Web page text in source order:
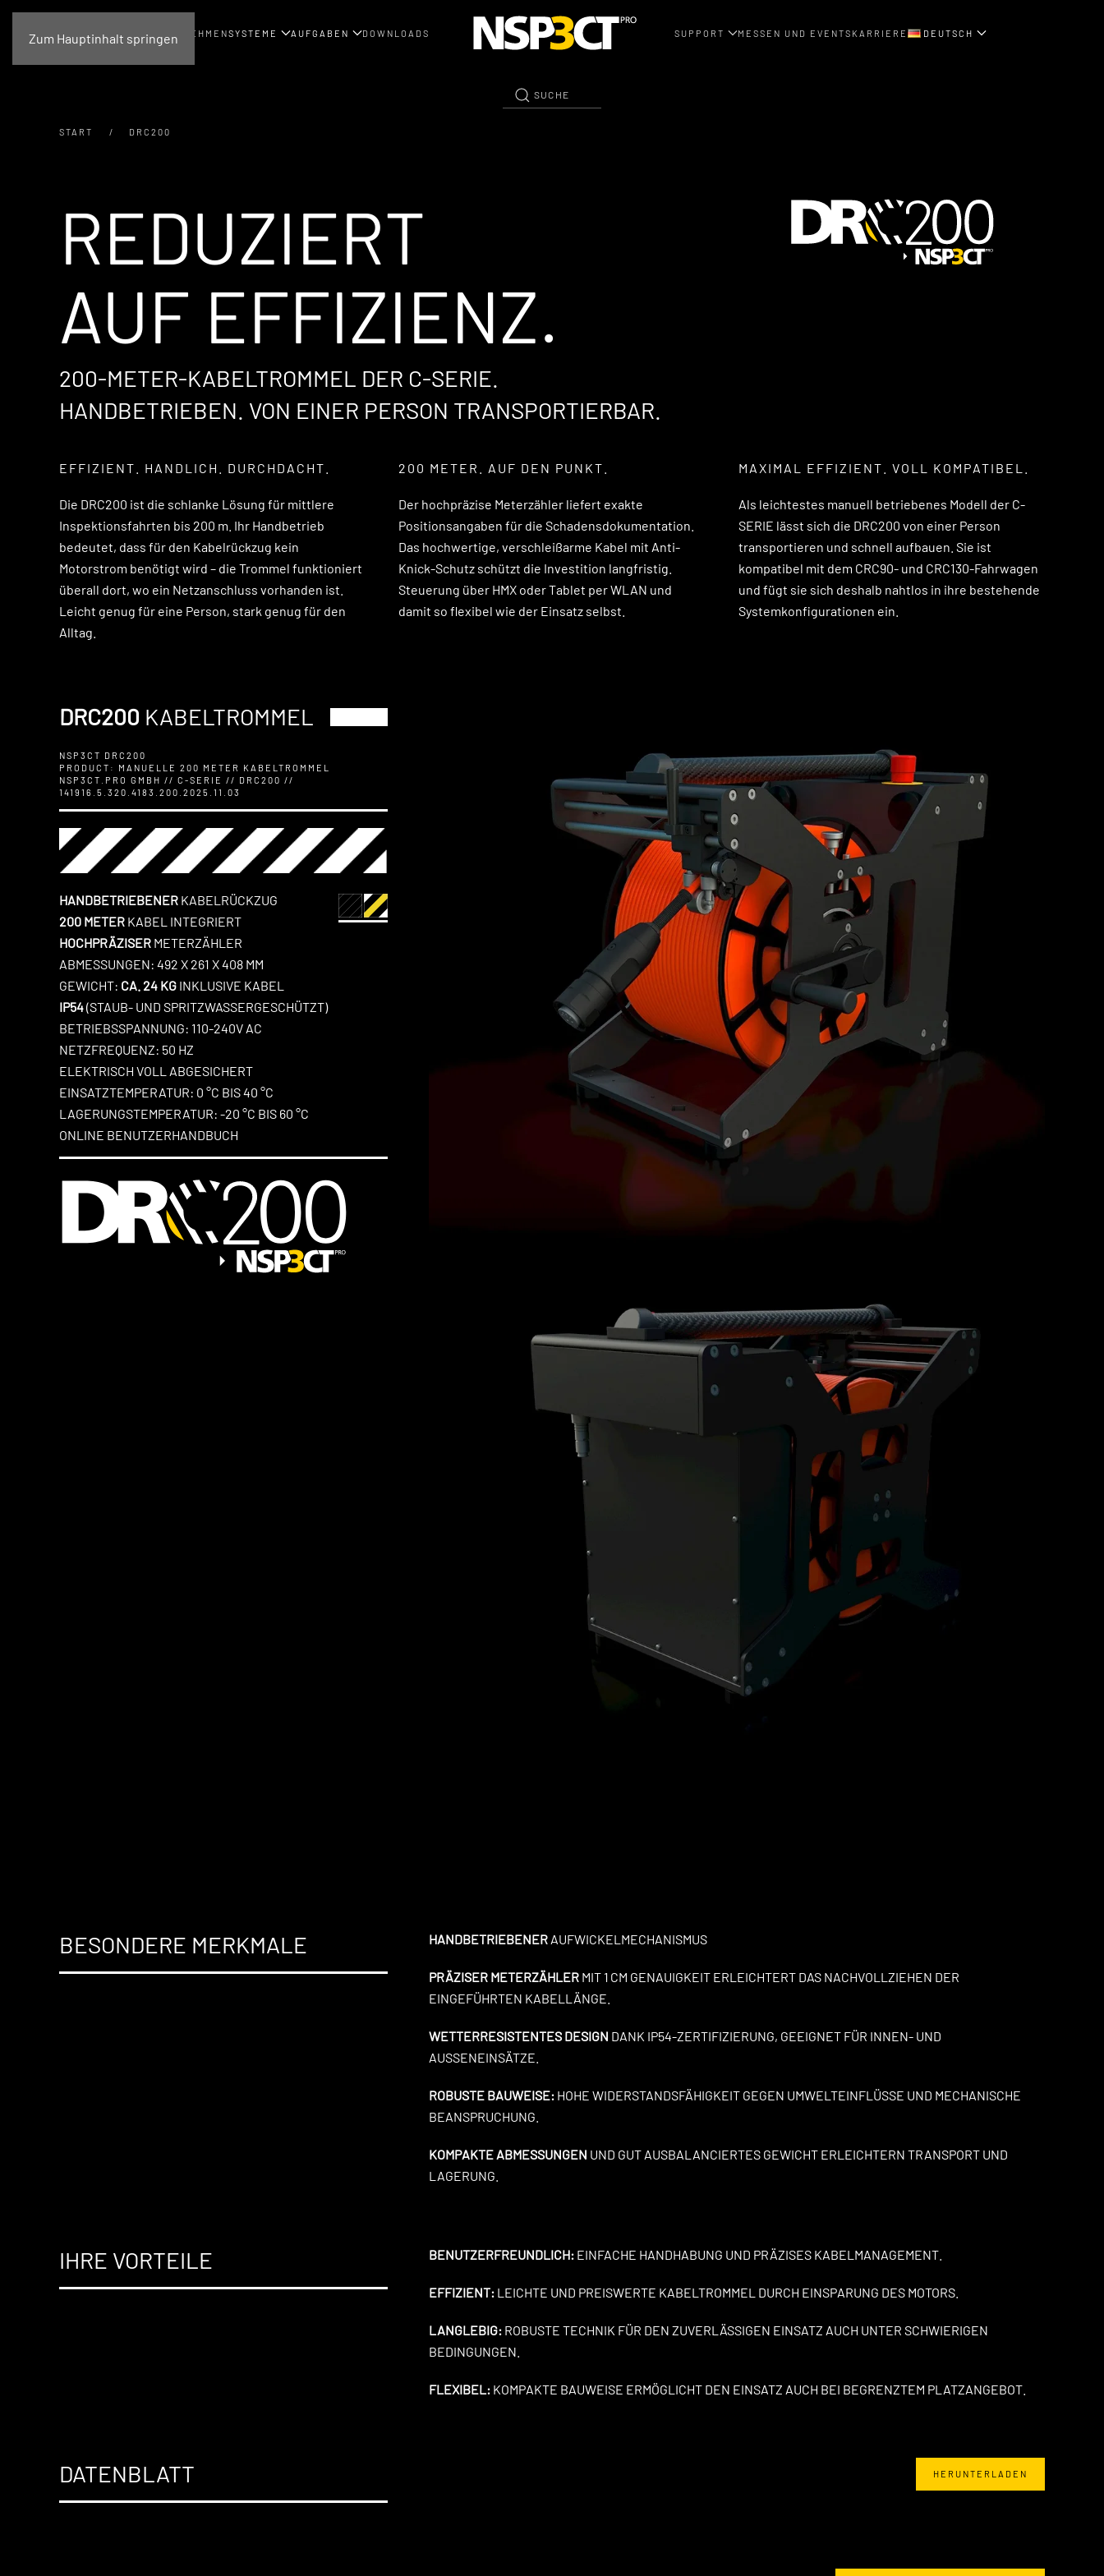
Zum Hauptinhalt springenUNTERNEHMENSYSTEME AUFGABEN DOWNLOADS SUPPORT MESSEN UND EVENTS KARRIERE DEUTSCH
START DRC200
REDUZIERT
AUF EFFIZIENZ.
200-METER-KABELTROMMEL DER C-SERIE.
HANDBETRIEBEN. VON EINER PERSON TRANSPORTIERBAR.
EFFIZIENT. HANDLICH. DURCHDACHT.
Die DRC200 ist die schlanke Lösung für mittlere
Inspektionsfahrten bis 200 m. Ihr Handbetrieb
bedeutet, dass für den Kabelrückzug kein
Motorstrom benötigt wird – die Trommel funktioniert
überall dort, wo ein Netzanschluss vorhanden ist.
Leicht genug für eine Person, stark genug für den
Alltag.
200 METER. AUF DEN PUNKT.
Der hochpräzise Meterzähler liefert exakte
Positionsangaben für die Schadensdokumentation.
Das hochwertige, verschleißarme Kabel mit Anti-
Knick-Schutz schützt die Investition langfristig.
Steuerung über HMX oder Tablet per WLAN und
damit so flexibel wie der Einsatz selbst.
MAXIMAL EFFIZIENT. VOLL KOMPATIBEL.
Als leichtestes manuell betriebenes Modell der C-
SERIE lässt sich die DRC200 von einer Person
transportieren und schnell aufbauen. Sie ist
kompatibel mit dem CRC90- und CRC130-Fahrwagen
und fügt sie sich deshalb nahtlos in ihre bestehende
Systemkonfigurationen ein.
DRC200 KABELTROMMEL
NSP3CT DRC200
PRODUCT: MANUELLE 200 METER KABELTROMMEL
NSP3CT.PRO GMBH // C-SERIE // DRC200 //
141916.5.320.4183.200.2025.11.03
HANDBETRIEBENER KABELRÜCKZUG
200 METER KABEL INTEGRIERT
HOCHPRÄZISER METERZÄHLER
ABMESSUNGEN: 492 X 261 X 408 MM
GEWICHT: CA. 24 KG INKLUSIVE KABEL
IP54(STAUB- UND SPRITZWASSERGESCHÜTZT)
BETRIEBSSPANNUNG: 110-240V AC
NETZFREQUENZ: 50 HZ
ELEKTRISCH VOLL ABGESICHERT
EINSATZTEMPERATUR: 0 °C BIS 40 °C
LAGERUNGSTEMPERATUR: -20 °C BIS 60 °C
ONLINE BENUTZERHANDBUCH
BESONDERE MERKMALE HANDBETRIEBENER AUFWICKELMECHANISMUS
PRÄZISER METERZÄHLER MIT 1 CM GENAUIGKEIT ERLEICHTERT DAS NACHVOLLZIEHEN DER
EINGEFÜHRTEN KABELLÄNGE.
WETTERRESISTENTES DESIGN DANK IP54-ZERTIFIZIERUNG, GEEIGNET FÜR INNEN- UND
AUSSENEINSÄTZE.
ROBUSTE BAUWEISE: HOHE WIDERSTANDSFÄHIGKEIT GEGEN UMWELTEINFLÜSSE UND MECHANISCHE
BEANSPRUCHUNG.
KOMPAKTE ABMESSUNGEN UND GUT AUSBALANCIERTES GEWICHT ERLEICHTERN TRANSPORT UND
LAGERUNG.
IHRE VORTEILE BENUTZERFREUNDLICH: EINFACHE HANDHABUNG UND PRÄZISES KABELMANAGEMENT.
EFFIZIENT: LEICHTE UND PREISWERTE KABELTROMMEL DURCH EINSPARUNG DES MOTORS.
LANGLEBIG: ROBUSTE TECHNIK FÜR DEN ZUVERLÄSSIGEN EINSATZ AUCH UNTER SCHWIERIGEN
BEDINGUNGEN.
FLEXIBEL: KOMPAKTE BAUWEISE ERMÖGLICHT DEN EINSATZ AUCH BEI BEGRENZTEM PLATZANGEBOT.
DATENBLATT HERUNTERLADEN